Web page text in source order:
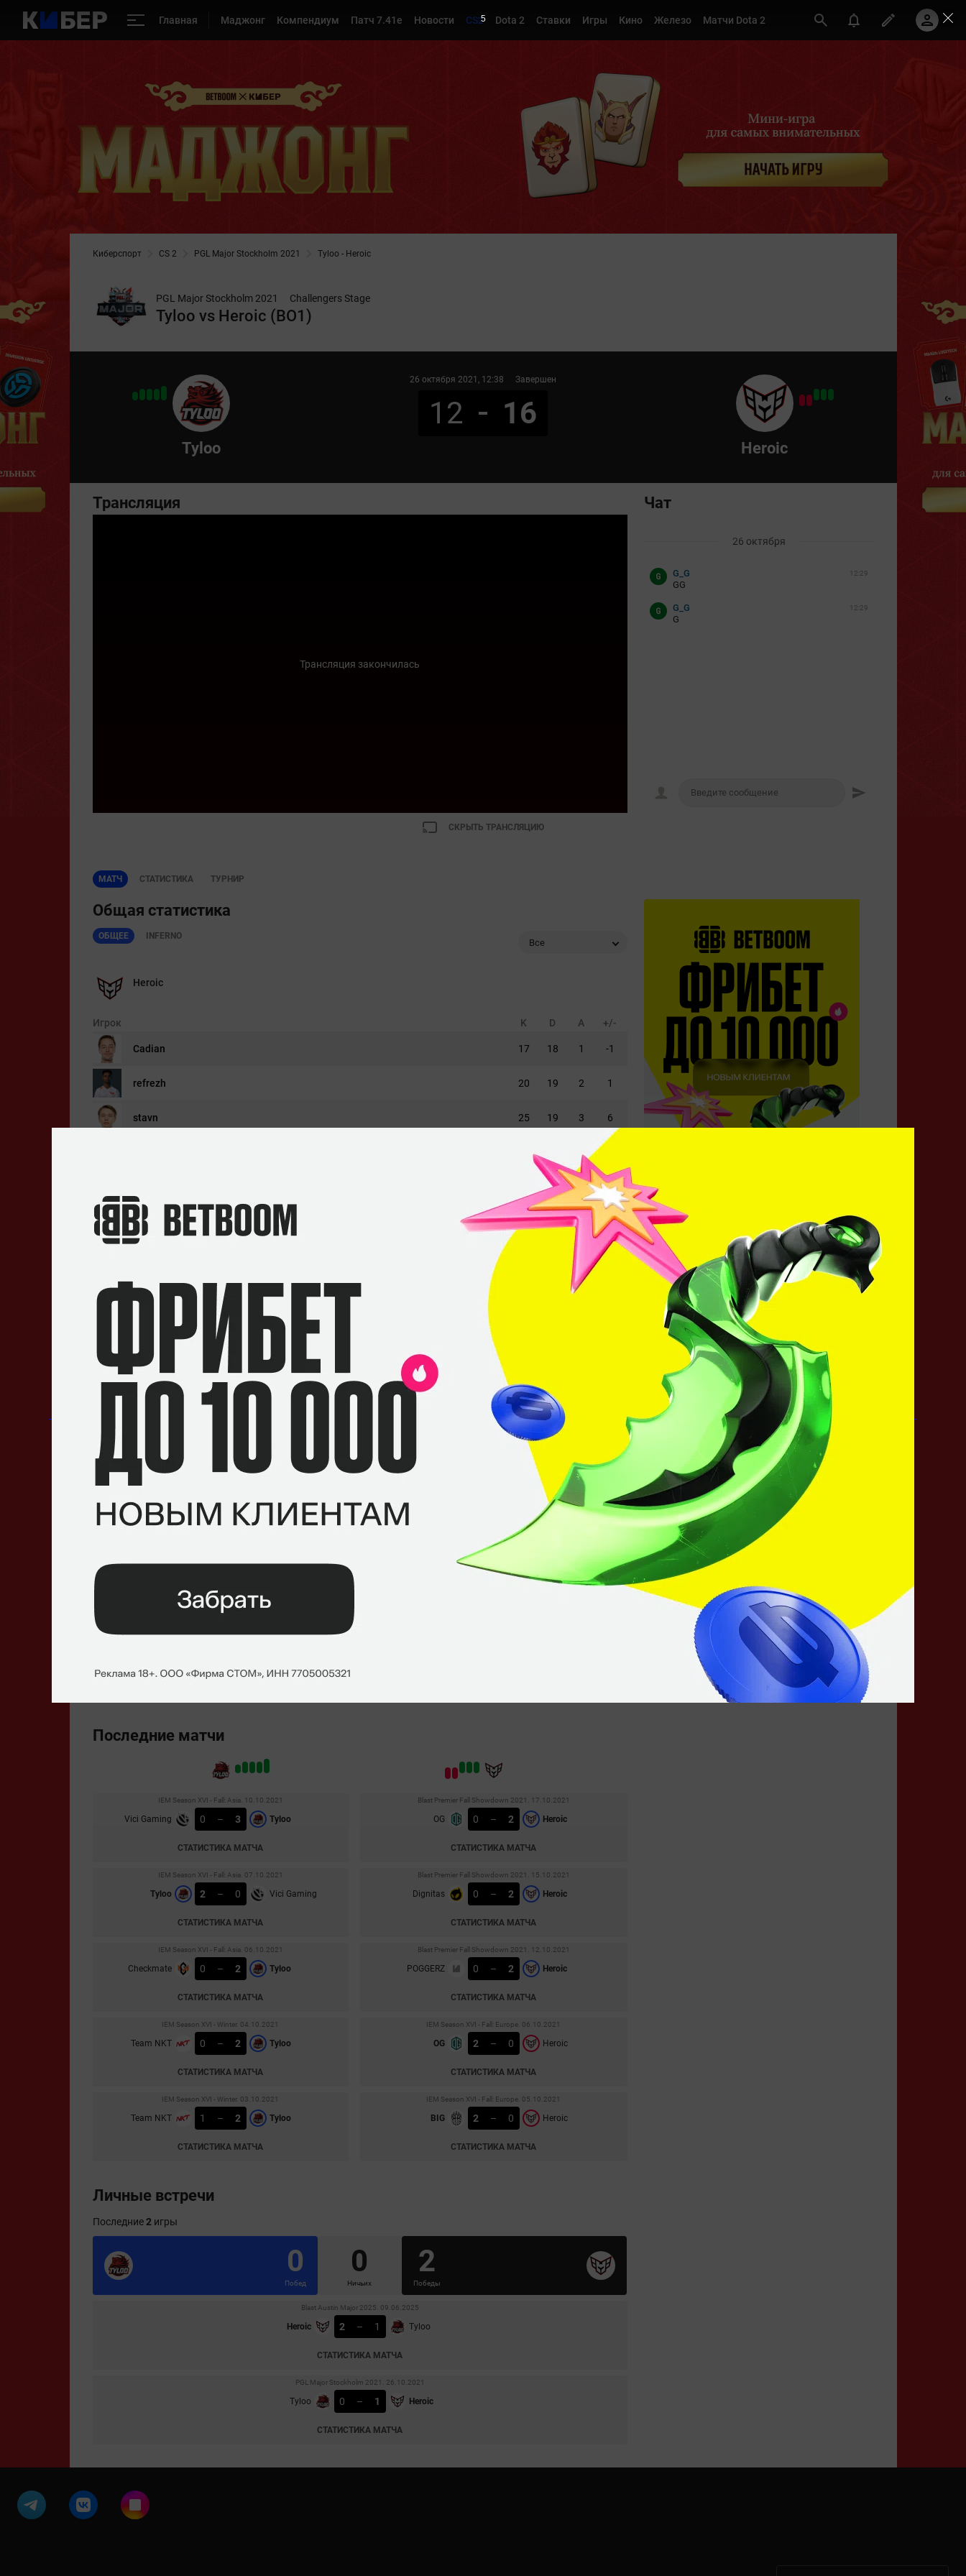
Главная Маджонг Компендиум Патч 7.41e Новости CS2 Dota 2 Ставки Игры Кино Железо Матчи Dota 2
Киберспорт CS 2 PGL Major Stockholm 2021 Tyloo - Heroic
PGL Major Stockholm 2021 Challengers Stage
Tyloo vs Heroic (BO1)
Tyloo
26 октября 2021 , 12:38 Завершен
12 16
Heroic
Чат
26 октября
G_G 12:29
GG
G_G 12:29
G
Трансляция
Трансляция закончилась
СКРЫТЬ ТРАНСЛЯЦИЮ
МАТЧ СТАТИСТИКА ТУРНИР
Кто победит?
Tyloo
Общая статистика
ОБЩЕЕ INFERNO
Все
Heroic
Игрок K D A +/-
Cadian 17 18 1 -1
refrezh 20 19 2 1
stavn 25 19 3 6
2
22 -6
Tyloo
Summer 4
somebody
AttackeR
SLOWLY 16 18
22 17
Tyloo
«AttackeR» Шен
Чжэнхао «Dank1ng» Лу
Heroic
Бек
Мадсен
Последние матчи
IEM Season XVI - Fall: Asia. 10.10.2021
Vici Gaming 0 – 3 Tyloo
СТАТИСТИКА МАТЧА
IEM Season XVI - Fall: Asia. 07.10.2021
Tyloo 2 – 0 Vici Gaming
СТАТИСТИКА МАТЧА
IEM Season XVI - Fall: Asia. 06.10.2021
Checkmate 0 – 2 Tyloo
СТАТИСТИКА МАТЧА
IEM Season XVI - Winter. 04.10.2021
Team NKT 0 – 2 Tyloo
СТАТИСТИКА МАТЧА
IEM Season XVI - Winter. 03.10.2021
Team NKT 1 – 2 Tyloo
СТАТИСТИКА МАТЧА
Blast Premier Fall Showdown 2021. 17.10.2021
OG 0 – 2 Heroic
СТАТИСТИКА МАТЧА
Blast Premier Fall Showdown 2021. 15.10.2021
Dignitas 0 – 2 Heroic
СТАТИСТИКА МАТЧА
Blast Premier Fall Showdown 2021. 12.10.2021
POGGERZ 0 – 2 Heroic
СТАТИСТИКА МАТЧА
IEM Season XVI - Fall: Europe. 06.10.2021
OG 2 – 0 Heroic
СТАТИСТИКА МАТЧА
IEM Season XVI - Fall: Europe. 05.10.2021
BIG 2 – 0 Heroic
СТАТИСТИКА МАТЧА
Личные встречи
Последние2 игры
0
Побед
0
Ничьих
2
Победы
Blast Austin Major 2025. 09.06.2025
Heroic 2 – 1 Tyloo
СТАТИСТИКА МАТЧА
PGL Major Stockholm 2021. 26.10.2021
Tyloo 0 – 1 Heroic
СТАТИСТИКА МАТЧА
3